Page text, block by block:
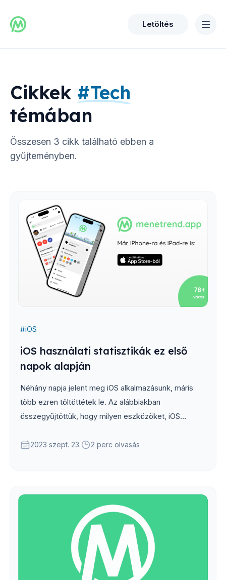
Letöltés
Cikkek #Tech
témában
Összesen 3 cikk található ebben a
gyűjteményben.
#iOS
iOS használati statisztikák ez első
napok alapján
Néhány napja jelent meg iOS alkalmazásunk, máris
több ezren töltöttétek le. Az alábbiakban
összegyűjtöttük, hogy milyen eszközöket, iOS
2023 szept. 23. 2 perc olvasás